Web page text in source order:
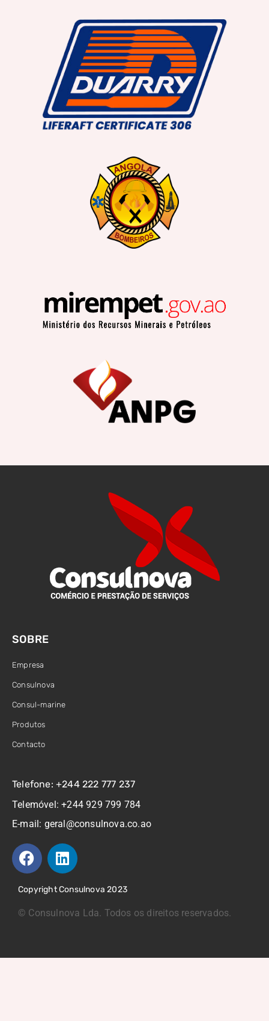
SOBRE
Empresa
Consulnova
Consul-marine
Produtos
Contacto
Telefone: +244 222 777 237
Telemóvel: +244 929 799 784
E-mail: geral@consulnova.co.ao
Copyright Consulnova 2023
© Consulnova Lda. Todos os direitos reservados.